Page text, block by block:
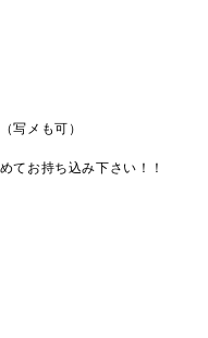
写メも可）
てお持ち込み下さい！！